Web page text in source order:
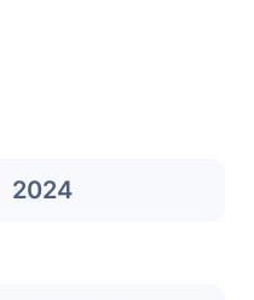
2024